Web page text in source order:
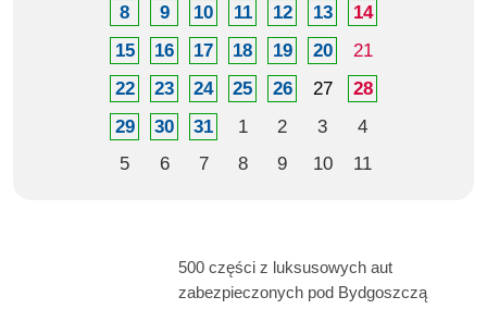
8
9 10 11 12 13
14
15
16 17 18 19 20
21
22
23 24 25 26 27
28
29
30 31 1 2 3
4
5
6 7 8 9 10 11
500 części z luksusowych aut
zabezpieczonych pod Bydgoszczą